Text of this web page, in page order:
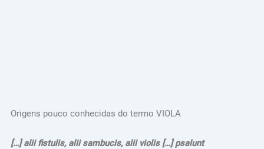
Origens pouco conhecidas do termo VIOLA
[…] alii fistulis, alii sambucis, alii violis […] psalunt